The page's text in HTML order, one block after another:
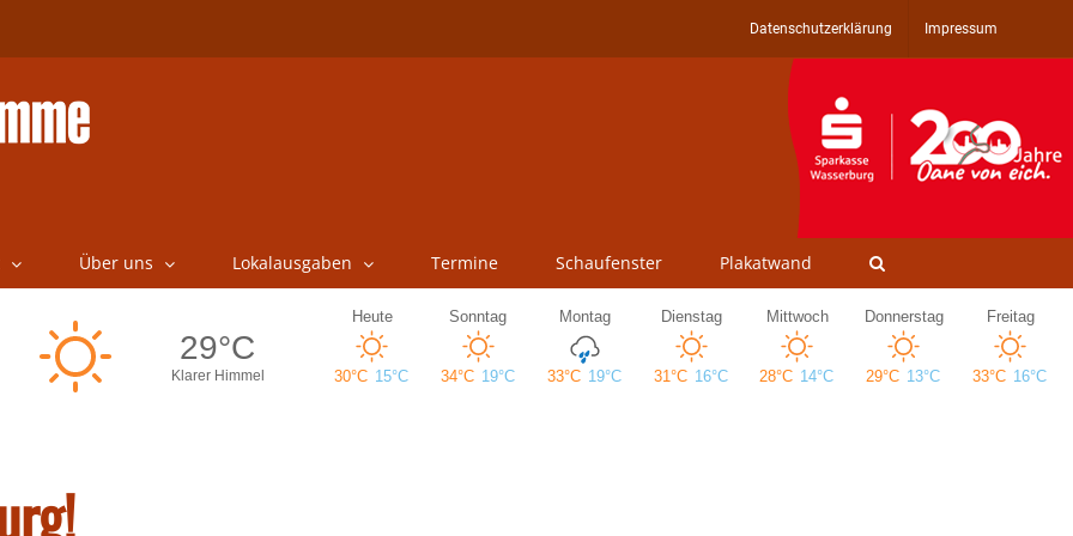
Datenschutzerklärung Impressum
Über uns Lokalausgaben Termine Schaufenster Plakatwand